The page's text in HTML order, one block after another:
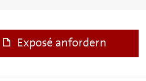
Exposé anfordern